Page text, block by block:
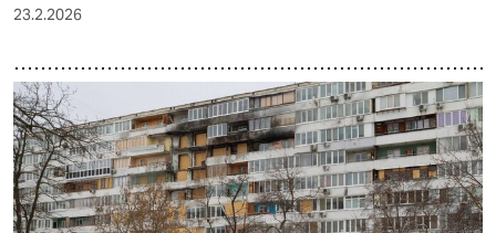
23.2.2026